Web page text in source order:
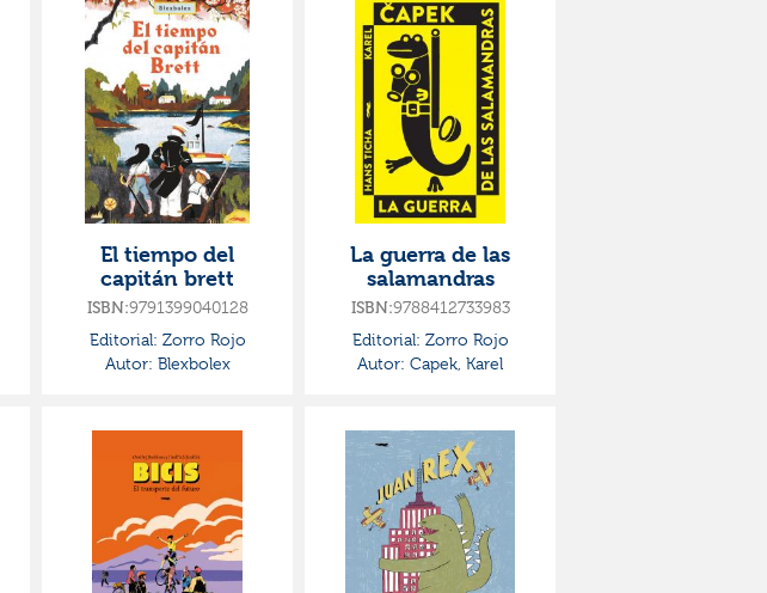
El tiempo del
capitán brett
ISBN:9791399040128
Editorial: Zorro Rojo
Autor: Blexbolex
La guerra de las
salamandras
ISBN:9788412733983
Editorial: Zorro Rojo
Autor: Capek, Karel